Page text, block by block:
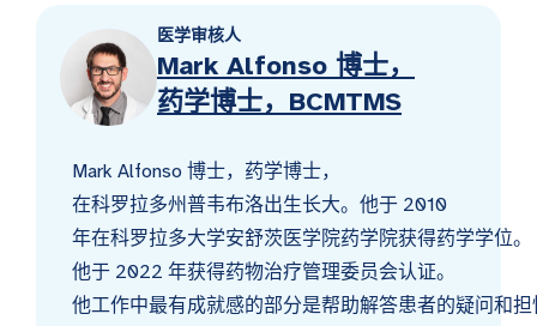
医学审核人
Mark Alfonso 博士，
药学博士，BCMTMS
Mark Alfonso 博士，药学博士，
在科罗拉多州普韦布洛出生长大。他于 2010
年在科罗拉多大学安舒茨医学院药学院获得药学学位。
他于 2022 年获得药物治疗管理委员会认证。
他工作中最有成就感的部分是帮助解答患者的疑问和担